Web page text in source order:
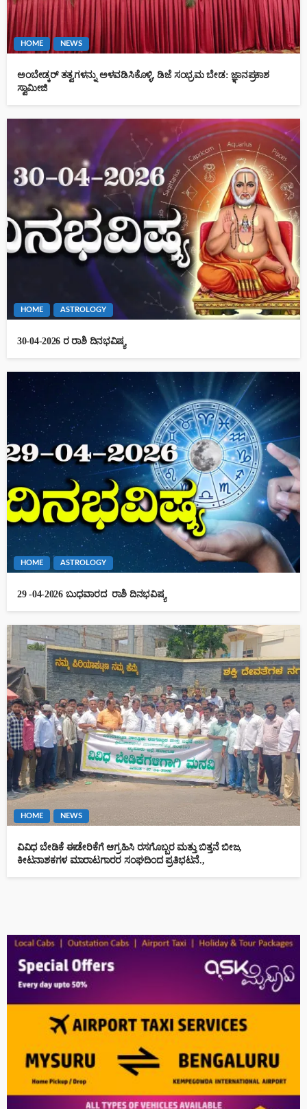
HOME NEWS
ಅಂಬೇಡ್ಕರ್ ತತ್ವಗಳನ್ನು ಅಳವಡಿಸಿಕೊಳ್ಳಿ, ಡಿಜೆ ಸಂಭ್ರಮ ಬೇಡ: ಜ್ಞಾನಪ್ರಕಾಶ
ಸ್ವಾಮೀಜಿ
HOME ASTROLOGY
30-04-2026 ರ ರಾಶಿ ದಿನಭವಿಷ್ಯ
HOME ASTROLOGY
29 -04-2026 ಬುಧವಾರದ ರಾಶಿ ದಿನಭವಿಷ್ಯ
HOME NEWS
ವಿವಿಧ ಬೇಡಿಕೆ ಈಡೇರಿಕೆಗೆ ಆಗ್ರಹಿಸಿ ರಸಗೊಬ್ಬರ ಮತ್ತು ಬಿತ್ತನೆ ಬೀಜ,
ಕೀಟನಾಶಕಗಳ ಮಾರಾಟಗಾರರ ಸಂಘದಿಂದ ಪ್ರತಿಭಟನೆ.,